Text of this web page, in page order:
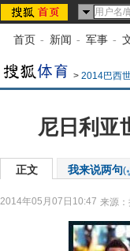
首页 - 新闻 - 军事 -
> 2014巴西
尼日利亚
正文 我来说两句(
2014年05月07日10:47 来源：